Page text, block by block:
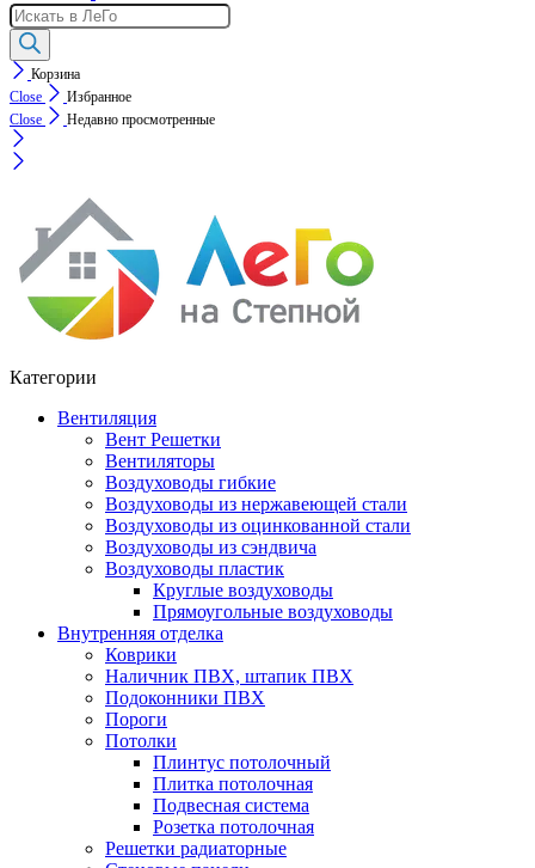
Поиск
товаров
Корзина
Close
Избранное
Close
Недавно просмотренные
Категории
Вентиляция
Вент Решетки
Вентиляторы
Воздуховоды гибкие
Воздуховоды из нержавеющей стали
Воздуховоды из оцинкованной стали
Воздуховоды из сэндвича
Воздуховоды пластик
Круглые воздуховоды
Прямоугольные воздуховоды
Внутренняя отделка
Коврики
Наличник ПВХ, штапик ПВХ
Подоконники ПВХ
Пороги
Потолки
Плинтус потолочный
Плитка потолочная
Подвесная система
Розетка потолочная
Решетки радиаторные